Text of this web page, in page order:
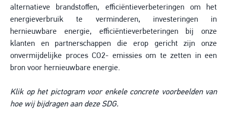
alternatieve brandstoffen, efficiëntieverbeteringen om het
energieverbruik te verminderen, investeringen in
hernieuwbare energie, efficiëntieverbeteringen bij onze
klanten en partnerschappen die erop gericht zijn onze
onvermijdelijke proces CO2- emissies om te zetten in een
bron voor hernieuwbare energie.
Klik op het pictogram voor enkele concrete voorbeelden van
hoe wij bijdragen aan deze SDG.